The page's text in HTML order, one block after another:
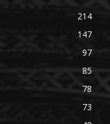
214
147
97
85
78
73